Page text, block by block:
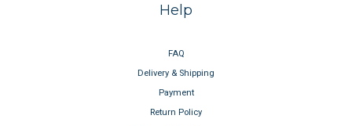
Help
FAQ
Delivery & Shipping
Payment
Return Policy